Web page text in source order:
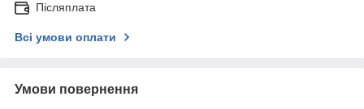
Післяплата
Всі умови оплати
Умови повернення